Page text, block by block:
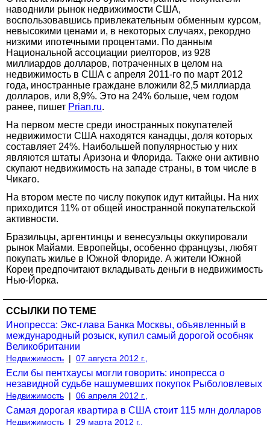
наводнили рынок недвижимости США,
воспользовавшись привлекательным обменным курсом,
невысокими ценами и, в некоторых случаях, рекордно
низкими ипотечными процентами. По данным
Национальной ассоциации риелторов, из 928
миллиардов долларов, потраченных в целом на
недвижимость в США с апреля 2011-го по март 2012
года, иностранные граждане вложили 82,5 миллиарда
долларов, или 8,9%. Это на 24% больше, чем годом
ранее, пишет Prian.ru.
На первом месте среди иностранных покупателей
недвижимости США находятся канадцы, доля которых
составляет 24%. Наибольшей популярностью у них
являются штаты Аризона и Флорида. Также они активно
скупают недвижимость на западе страны, в том числе в
Чикаго.
На втором месте по числу покупок идут китайцы. На них
приходится 11% от общей иностранной покупательской
активности.
Бразильцы, аргентинцы и венесуэльцы оккупировали
рынок Майами. Европейцы, особенно французы, любят
покупать жилье в Южной Флориде. А жители Южной
Кореи предпочитают вкладывать деньги в недвижимость
Нью-Йорка.
ССЫЛКИ ПО ТЕМЕ
Инопресса: Экс-глава Банка Москвы, объявленный в
международный розыск, купил самый дорогой особняк
Великобритании
Недвижимость | 07 августа 2012 г.,
Если бы пентхаусы могли говорить: инопресса о
незавидной судьбе нашумевших покупок Рыболовлевых
Недвижимость | 06 апреля 2012 г.,
Самая дорогая квартира в США стоит 115 млн долларов
Недвижимость | 29 марта 2012 г.,